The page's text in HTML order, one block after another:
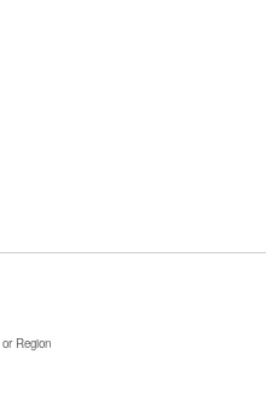
Region